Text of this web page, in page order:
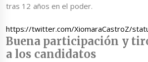
tras 12 años en el poder.
https://twitter.com/XiomaraCastroZ/
Buena participación y
a los candidatos